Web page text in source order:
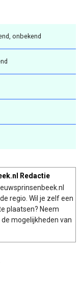
onbekend
Redactie
regio. Wil je zelf een
plaatsen? Neem
mogelijkheden van